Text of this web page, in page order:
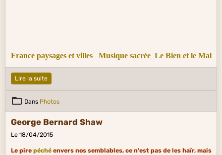
France paysages et villes Musique sacrée Le Bien et le Mal
Lire la suite
Dans Photos
George Bernard Shaw
Le 18/04/2015
Le pire péchéenvers nos semblables, ce n'est pas de les haïr, mais